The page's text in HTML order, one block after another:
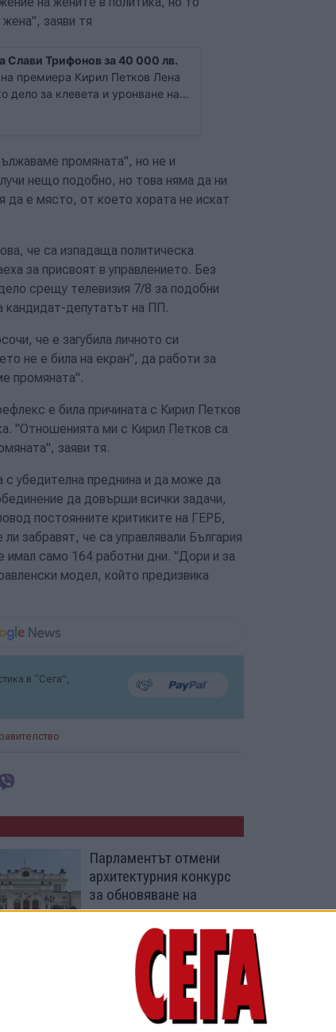
заяви тя
Слави Трифонов за 40 000 лв.
премиера Кирил Петков Лена
дело за клевета и уронване на
Трифонов. Това обяви самата
промяната", но не и
нещо подобно, но това няма да ни
е място, от което хората не искат
че са изпадаща политическа
за присвоят в управлението. Без
срещу телевизия 7/8 за подобни
кандидат-депутатът на ПП.
че е загубила личното си
не е била на екран", да работи за
промяната".
е била причината с Кирил Петков
"Отношенията ми с Кирил Петков са
заяви тя.
с убедителна преднина и да може да
да довърши всички задачи,
постоянните критиките на ГЕРБ,
забравят, че са управлявали България
имал само 164 работни дни. "Дори и за
модел, който предизвика
в “Сега”,
Парламентът отмени
архитектурния конкурс
за обновяване на
сградата му
28 Май 2026
Голямото нещо с
Радев засега е едно
голямо нищо